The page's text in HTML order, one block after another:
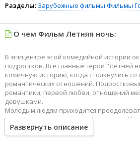
Разделы: Зарубежные фильмы Фильмы
О чем Фильм Летняя ночь:
В эпицентре этой комедийной истории
подростков. Все главные герои "Летней
комичную историю, когда столкнулись со
романтических отношений.
романтики, первой любви, отношений
девушками.
Молодым людям приходится
пути взаимоотношения друг с другом.
нужных слов, чтобы признаться в любви,
хватает любовного опыта, чтобы начать
Развернуть описание